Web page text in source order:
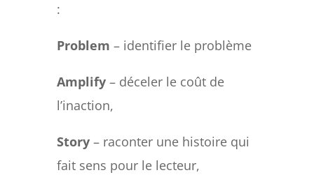
:
Problem – identifier le problème
Amplify– déceler le coût de
l’inaction,
Story– raconter une histoire qui
fait sens pour le lecteur,